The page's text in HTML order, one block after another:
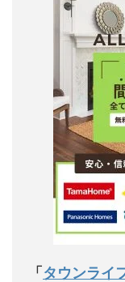
「 タウンライ